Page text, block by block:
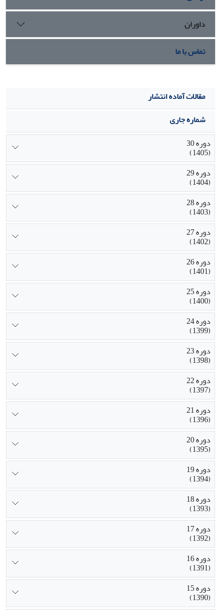
داوران
تماس با ما
مقالات آماده انتشار
شماره جاری
دوره 30
(1405)
دوره 29
(1404)
دوره 28
(1403)
دوره 27
(1402)
دوره 26
(1401)
دوره 25
(1400)
دوره 24
(1399)
دوره 23
(1398)
دوره 22
(1397)
دوره 21
(1396)
دوره 20
(1395)
دوره 19
(1394)
دوره 18
(1393)
دوره 17
(1392)
دوره 16
(1391)
دوره 15
(1390)